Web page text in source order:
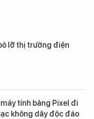
lỡ thị trường điện
tính bảng Pixel đi
không dây độc đáo